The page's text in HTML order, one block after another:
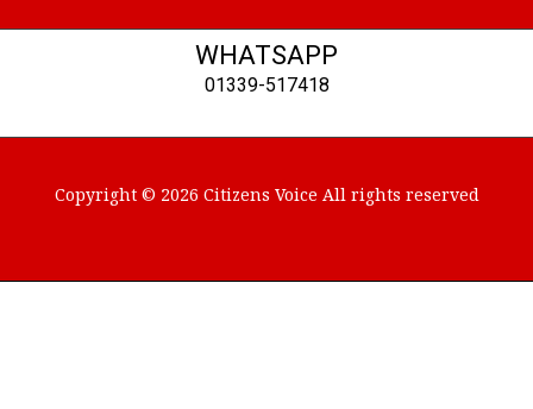
WHATSAPP
01339-517418
Copyright © 2026 Citizens Voice All rights reserved